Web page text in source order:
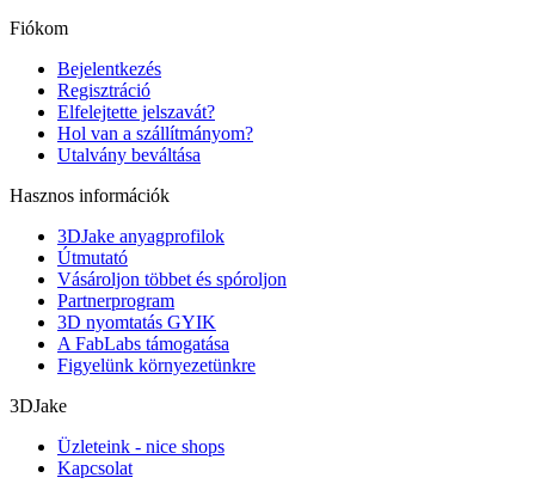
Fiókom
Bejelentkezés
Regisztráció
Elfelejtette jelszavát?
Hol van a szállítmányom?
Utalvány beváltása
Hasznos információk
3DJake anyagprofilok
Útmutató
Vásároljon többet és spóroljon
Partnerprogram
3D nyomtatás GYIK
A FabLabs támogatása
Figyelünk környezetünkre
3DJake
Üzleteink - nice shops
Kapcsolat